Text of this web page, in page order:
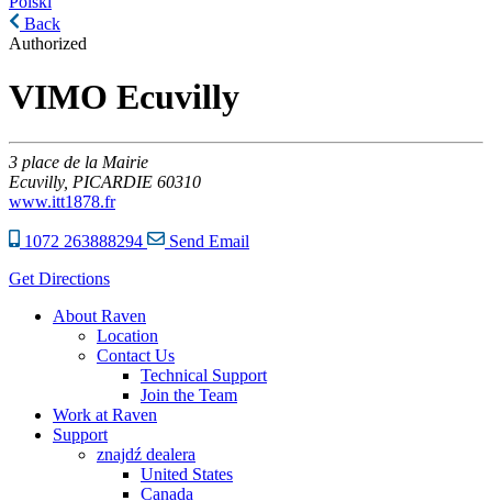
Back
Authorized
VIMO Ecuvilly
3 place de la Mairie
Ecuvilly, PICARDIE 60310
www.itt1878.fr
1072 263888294
Send Email
Get Directions
About Raven
Location
Contact Us
Technical Support
Join the Team
Work at Raven
Support
znajdź dealera
United States
Canada